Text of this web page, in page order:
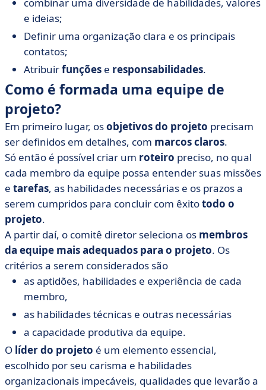
e ideias;
Definir uma organização clara e os principais
contatos;
Atribuirfunções e responsabilidades.
Como é formada uma equipe de
projeto?
Em primeiro lugar, osobjetivos do projeto precisam
ser definidos em detalhes, com marcos claros.
Só então é possível criar um roteiro preciso, no qual
cada membro da equipe possa entender suas missões
e tarefas, as habilidades necessárias e os prazos a
serem cumpridos para concluir com êxitotodo o
projeto.
A partir daí, o comitê diretor seleciona os membros
da equipe mais adequados para o projeto. Os
critérios a serem considerados são
as aptidões, habilidades e experiência de cada
membro,
as habilidades técnicas e outras necessárias
a capacidade produtiva da equipe.
O líder do projeto é um elemento essencial,
escolhido por seu carisma e habilidades
organizacionais impecáveis, qualidades que levarão a